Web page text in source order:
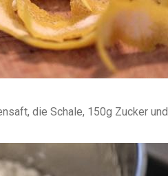
die Schale, 150g Zucker